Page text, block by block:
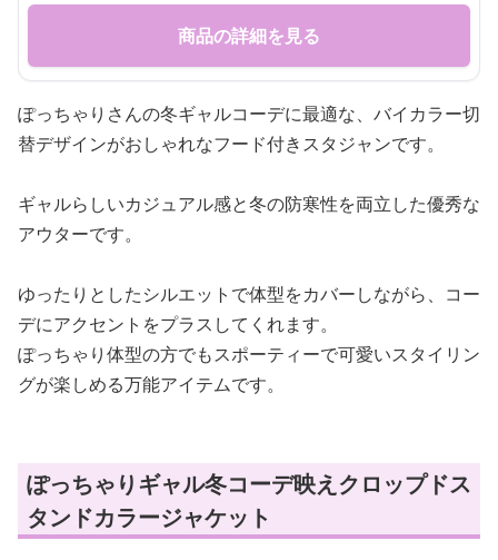
商品の詳細を見る
ぽっちゃりさんの冬ギャルコーデに最適な、バイカラー切
替デザインがおしゃれなフード付きスタジャンです。
ギャルらしいカジュアル感と冬の防寒性を両立した優秀な
アウターです。
ゆったりとしたシルエットで体型をカバーしながら、コー
デにアクセントをプラスしてくれます。
ぽっちゃり体型の方でもスポーティーで可愛いスタイリン
グが楽しめる万能アイテムです。
ぽっちゃりギャル冬コーデ映えクロップドス
タンドカラージャケット